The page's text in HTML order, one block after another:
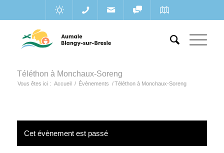
Téléthon à Monchaux-Soreng
Vous êtes ici : Accueil / Évènements / Téléthon à Monchaux-Soreng
Cet évènement est passé